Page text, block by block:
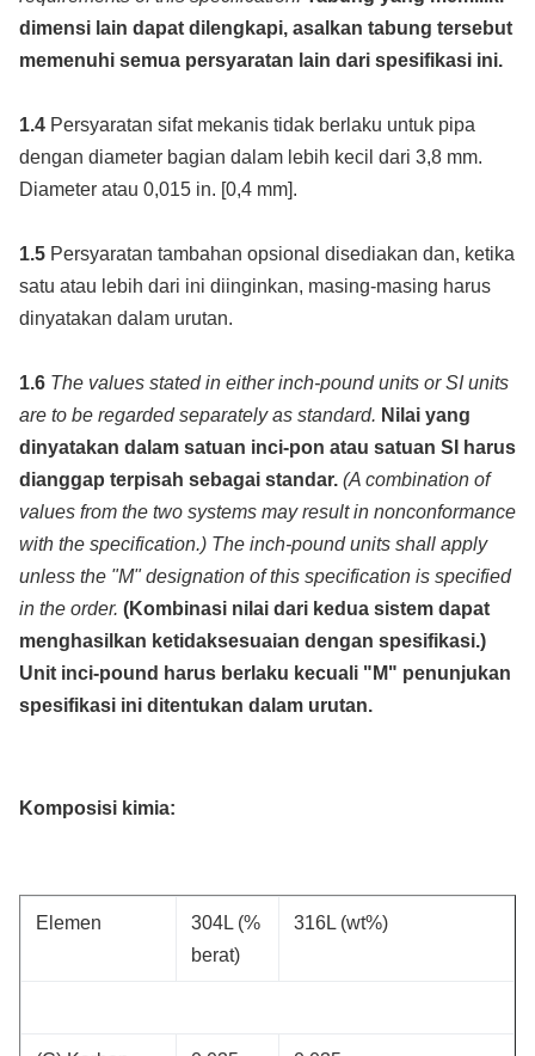
dimensi lain dapat dilengkapi, asalkan tabung tersebut
memenuhi semua persyaratan lain dari spesifikasi ini.
1.4 Persyaratan sifat mekanis tidak berlaku untuk pipa
dengan diameter bagian dalam lebih kecil dari 3,8 mm.
Diameter atau 0,015 in. [0,4 mm].
1.5 Persyaratan tambahan opsional disediakan dan, ketika
satu atau lebih dari ini diinginkan, masing-masing harus
dinyatakan dalam urutan.
1.6 The values stated in either inch-pound units or SI units
are to be regarded separately as standard. Nilai yang
dinyatakan dalam satuan inci-pon atau satuan SI harus
dianggap terpisah sebagai standar. (A combination of
values from the two systems may result in nonconformance
with the specification.) The inch-pound units shall apply
unless the "M" designation of this specification is specified
in the order. (Kombinasi nilai dari kedua sistem dapat
menghasilkan ketidaksesuaian dengan spesifikasi.)
Unit inci-pound harus berlaku kecuali "M" penunjukan
spesifikasi ini ditentukan dalam urutan.
Komposisi kimia:
Elemen
304L (%
berat)
316L (wt%)